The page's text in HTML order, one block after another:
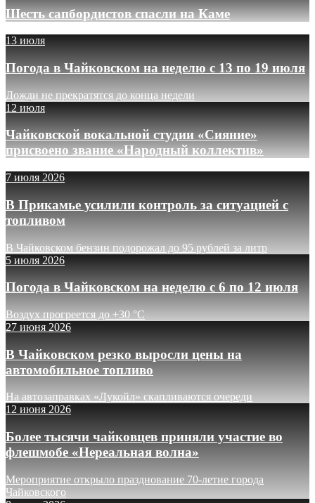
Шесть сапбордистов спасли на Каме
13 июля
Погода в Чайковском на неделю с 13 по 19 июля
Дожди не прекратятся до конца недели
12 июля
Чайковской вокальной студии «Сияние»
присвоено звание «Народный коллектив»
7 июля 2026
В Прикамье усилили контроль за ситуацией с
топливом
В Чайковском бензин подорожал до 95 рублей за литр
5 июля 2026
Погода в Чайковском на неделю с 6 по 12 июля
Воздух прогреется до +30 °C
27 июня 2026
В Чайковском резко выросли цены на
автомобильное топливо
На автозаправках «Лукойл» скапливаются очереди
12 июня 2026
Более тысячи чайковцев приняли участие во
флешмобе «Нереальная волна»
Мероприятие открыло празднование 70-летие города
Чайковского